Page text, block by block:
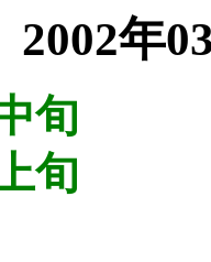
年03
旬
旬